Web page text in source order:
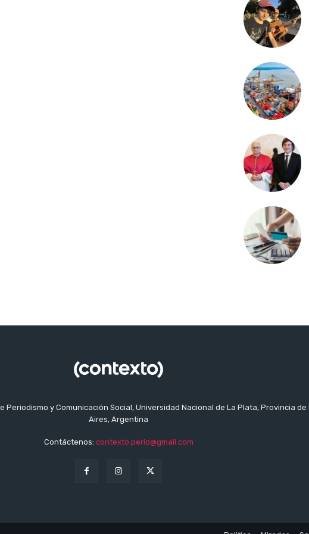
Periodismo y Comunicación Social, Universidad Nacional de La Plata, Provincia de
Aires, Argentina
Contáctenos: contexto.perio@gmail.com